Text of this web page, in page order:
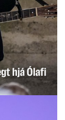
um
hjá Ólafi